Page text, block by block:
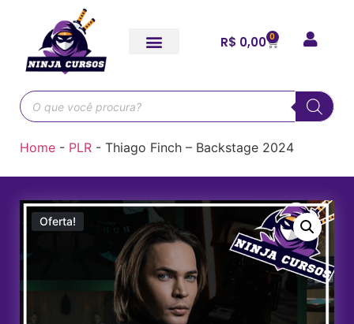
R$ 0,00 0
Home - PLR - Thiago Finch – Backstage 2024
Oferta!